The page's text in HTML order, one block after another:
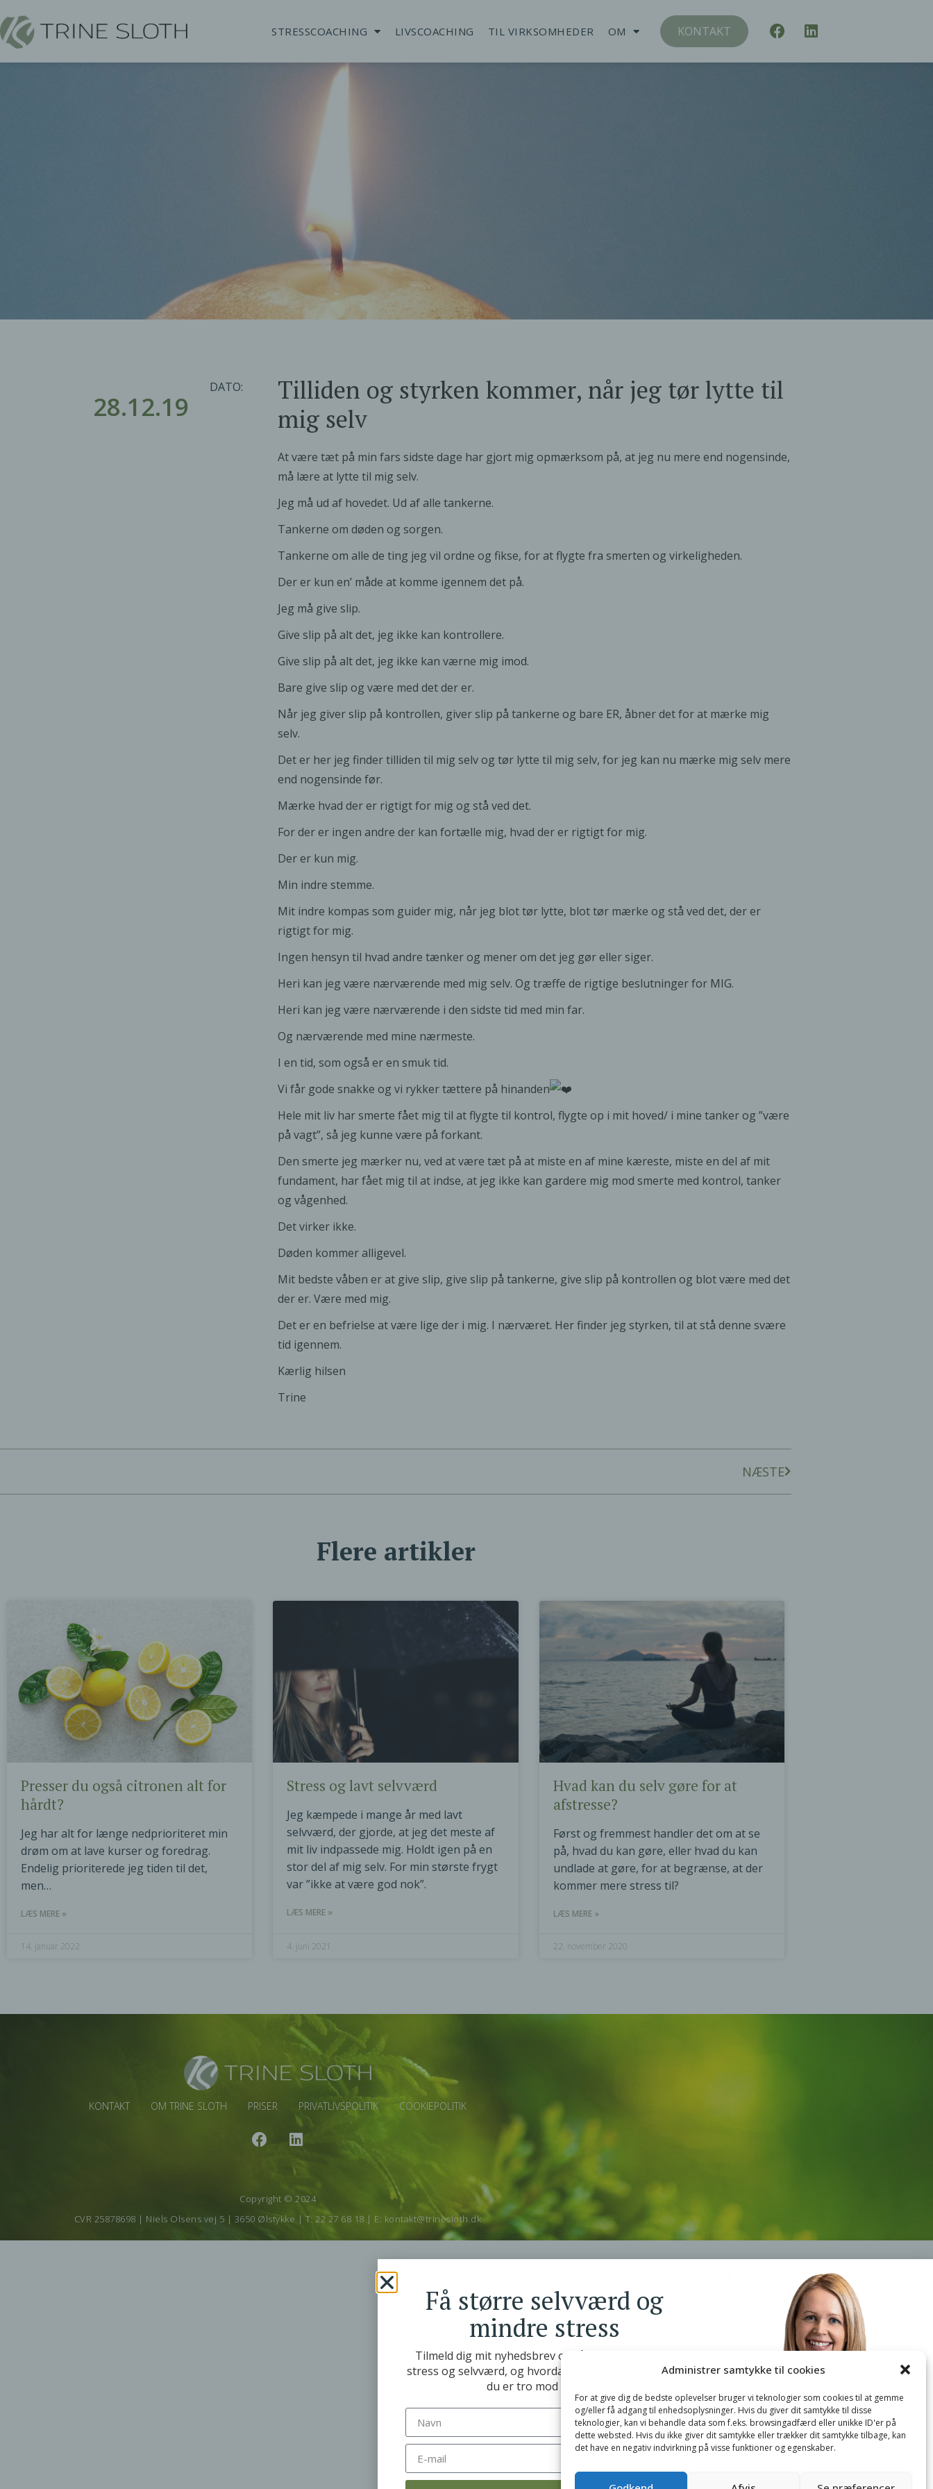
Administrer samtykke til cookies
For at give dig de bedste oplevelser bruger vi teknologier som cookies til at gemme
og/eller få adgang til enhedsoplysninger. Hvis du giver dit samtykke til disse
teknologier, kan vi behandle data som f.eks. browsingadfærd eller unikke ID'er på
dette websted. Hvis du ikke giver dit samtykke eller trækker dit samtykke tilbage, kan
det have en negativ indvirkning på visse funktioner og egenskaber.
STRESSCOACHING LIVSCOACHING TIL VIRKSOMHEDER OM KONTAKT
DATO:
28.12.19
Tilliden og styrken kommer, når jeg tør lytte til
mig selv
At være tæt på min fars sidste dage har gjort mig opmærksom på, at jeg nu mere end nogensinde,
må lære at lytte til mig selv.
Jeg må ud af hovedet. Ud af alle tankerne.
Tankerne om døden og sorgen.
Tankerne om alle de ting jeg vil ordne og fikse, for at flygte fra smerten og virkeligheden.
Der er kun en’ måde at komme igennem det på.
Jeg må give slip.
Give slip på alt det, jeg ikke kan kontrollere.
Give slip på alt det, jeg ikke kan værne mig imod.
Bare give slip og være med det der er.
Når jeg giver slip på kontrollen, giver slip på tankerne og bare ER, åbner det for at mærke mig
selv.
Det er her jeg finder tilliden til mig selv og tør lytte til mig selv, for jeg kan nu mærke mig selv mere
end nogensinde før.
Mærke hvad der er rigtigt for mig og stå ved det.
For der er ingen andre der kan fortælle mig, hvad der er rigtigt for mig.
Der er kun mig.
Min indre stemme.
Mit indre kompas som guider mig, når jeg blot tør lytte, blot tør mærke og stå ved det, der er
rigtigt for mig.
Ingen hensyn til hvad andre tænker og mener om det jeg gør eller siger.
Heri kan jeg være nærværende med mig selv. Og træffe de rigtige beslutninger for MIG.
Heri kan jeg være nærværende i den sidste tid med min far.
Og nærværende med mine nærmeste.
I en tid, som også er en smuk tid.
Vi får gode snakke og vi rykker tættere på hinanden
Hele mit liv har smerte fået mig til at flygte til kontrol, flygte op i mit hoved/ i mine tanker og ”være
på vagt”, så jeg kunne være på forkant.
Den smerte jeg mærker nu, ved at være tæt på at miste en af mine kæreste, miste en del af mit
fundament, har fået mig til at indse, at jeg ikke kan gardere mig mod smerte med kontrol, tanker
og vågenhed.
Det virker ikke.
Døden kommer alligevel.
Mit bedste våben er at give slip, give slip på tankerne, give slip på kontrollen og blot være med det
der er. Være med mig.
Det er en befrielse at være lige der i mig. I nærværet. Her finder jeg styrken, til at stå denne svære
tid igennem.
Kærlig hilsen
Trine
NÆSTE
Flere artikler
Presser du også citronen alt for
hårdt?
Jeg har alt for længe nedprioriteret min
drøm om at lave kurser og foredrag.
Endelig prioriterede jeg tiden til det,
men…
LÆS MERE »
14. januar 2022
Stress og lavt selvværd
Jeg kæmpede i mange år med lavt
selvværd, der gjorde, at jeg det meste af
mit liv indpassede mig. Holdt igen på en
stor del af mig selv. For min største frygt
var ”ikke at være god nok”.
LÆS MERE »
4. juni 2021
Hvad kan du selv gøre for at
afstresse?
Først og fremmest handler det om at se
på, hvad du kan gøre, eller hvad du kan
undlade at gøre, for at begrænse, at der
kommer mere stress til?
LÆS MERE »
22. november 2020
KONTAKT OM TRINE SLOTH PRISER PRIVATLIVSPOLITIK COOKIEPOLITIK
Copyright © 2024
CVR 25878698 | Niels Olsens vej 5 | 3650 Ølstykke | T:22 27 68 18 | E: kontakt@trinesloth.dk
Få større selvværd og
mindre stress
Tilmeld dig mit nyhedsbrev og få viden og tips om
stress og selvværd, og hvordan du skaber et liv, hvor
du er tro mod dig selv.